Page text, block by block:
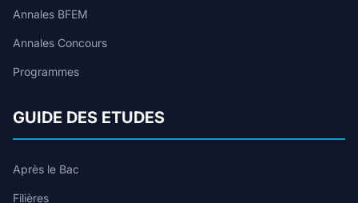
Annales BFEM
Annales Concours
Programmes
GUIDE DES ETUDES
Après le Bac
Filières